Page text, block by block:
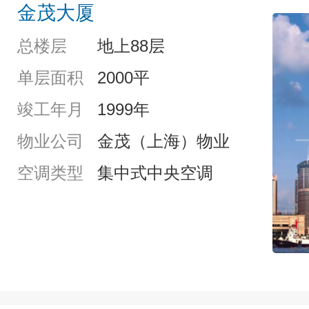
金茂大厦
总楼层
地上88层
单层面积
2000平
竣工年月
1999年
物业公司
金茂（上海）物业
空调类型
集中式中央空调